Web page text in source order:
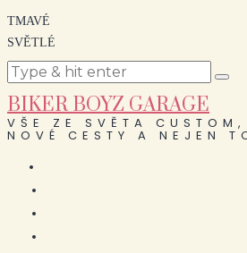
TMAVÉ
SVĚTLÉ
BIKER BOYZ GARAGE
VŠE ZE SVĚTA CUSTOM,
NOVÉ CESTY A NEJEN